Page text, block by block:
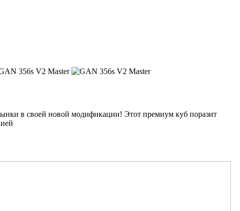
в своей новой модификации! Этот премиум куб поразит